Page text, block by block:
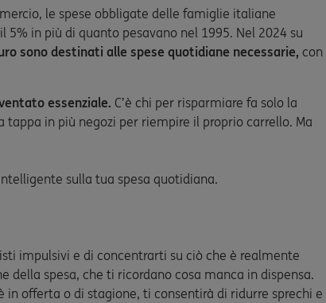
le spese obbligate delle famiglie italiane
in più di quanto pesavano nel 1995. Nel 2024 su
sono destinati alle spese quotidiane necessarie, con
essenziale. C’è chi per risparmiare fa solo la
tappa in più negozi per riempire il proprio carrello. Ma
sulla tua spesa quotidiana.
impulsivi e di concentrarti su ciò che è realmente
della spesa, che ti ricordano cosa manca in dispensa.
in offerta o di stagione, ti consentirà di ridurre sprechi e